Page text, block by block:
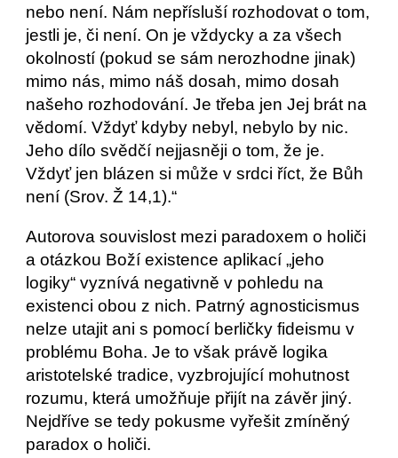
nebo není. Nám nepřísluší rozhodovat o tom,
jestli je, či není. On je vždycky a za všech
okolností (pokud se sám nerozhodne jinak)
mimo nás, mimo náš dosah, mimo dosah
našeho rozhodování. Je třeba jen Jej brát na
vědomí. Vždyť kdyby nebyl, nebylo by nic.
Jeho dílo svědčí nejjasněji o tom, že je.
Vždyť jen blázen si může v srdci říct, že Bůh
není (Srov. Ž 14,1).“
Autorova souvislost mezi paradoxem o holiči
a otázkou Boží existence aplikací „jeho
logiky“ vyznívá negativně v pohledu na
existenci obou z nich. Patrný agnosticismus
nelze utajit ani s pomocí berličky fideismu v
problému Boha. Je to však právě logika
aristotelské tradice, vyzbrojující mohutnost
rozumu, která umožňuje přijít na závěr jiný.
Nejdříve se tedy pokusme vyřešit zmíněný
paradox o holiči.